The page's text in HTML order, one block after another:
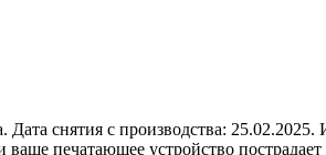
Дата снятия с производства:
ваше печатающее устройство